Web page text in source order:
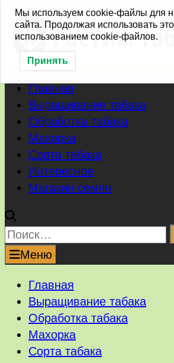
Перейти
Главная
Выращивание табака
Обработка табака
Махорка
Сорта табака
Интересное
Магазин семян
Найти:
Меню
Главная
Выращивание табака
Обработка табака
Махорка
Сорта табака
Мы используем cookie-файлы для
сайта. Продолжая использовать
использованием cookie-файлов.
Принять